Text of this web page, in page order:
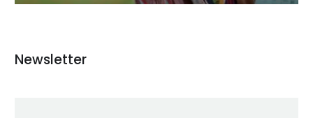
Newsletter